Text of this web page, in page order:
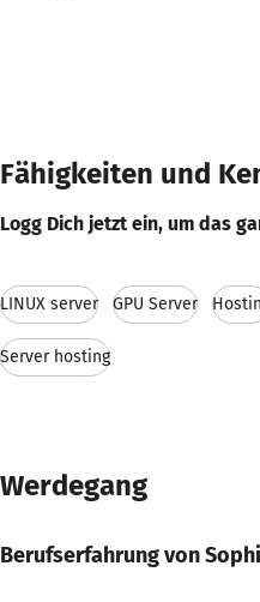
Fähigkeiten und
Logg Dich jetzt ein, um das
LINUX server GPU Server
Server hosting
Werdegang
Berufserfahrung von